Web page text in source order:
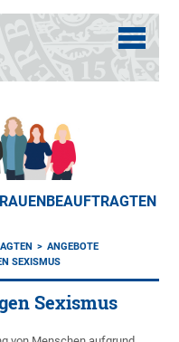
ANGEBOTE
SEXISMUS
Sexismus